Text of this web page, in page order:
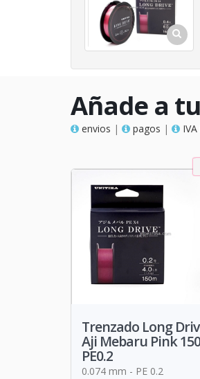
Añade a
envios | pagos |
Trenzado Long
Aji Mebaru Pink
PE0.2
0.074 mm - PE 0.2